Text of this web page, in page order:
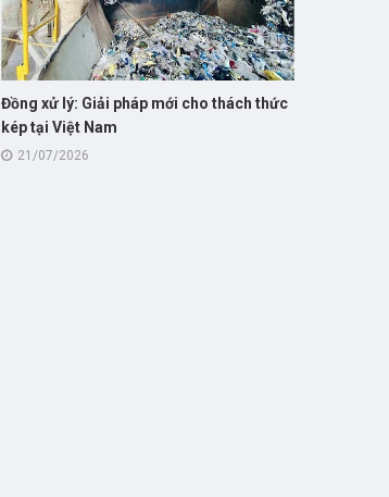
Đồng xử lý: Giải pháp mới cho thách thức
kép tại Việt Nam
21/07/2026